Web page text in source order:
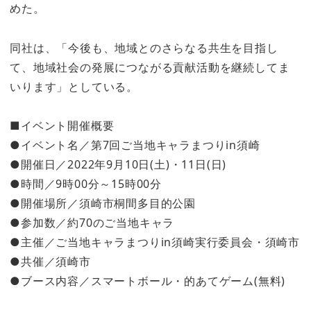
めた。
同社は、「今後も、地域とのさらなる共生を目指し
て、地域社会の発展につながる貢献活動を継続してま
いります」としている。
■イベント開催概要
●イベント名／第7回ご当地キャラまつりin須崎
●開催日／2022年9月10日(土)・11日(日)
●時間／9時00分～15時00分
●開催場所／須崎市桐間多目的公園
●参加数／約70のご当地キャラ
●主催／ご当地キャラまつりin須崎実行委員会・須崎市
●共催／須崎市
●ブース内容／スマートボール・的あてゲーム(無料)